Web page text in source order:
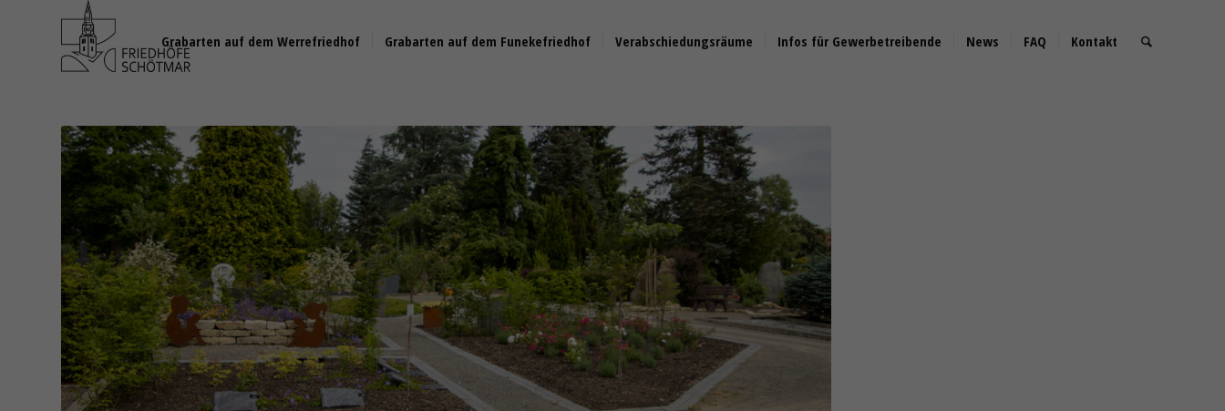
Grabarten auf dem Werrefriedhof Grabarten auf dem Funekefriedhof Verabschiedungsräume Infos für Gewerbetreibende News FAQ Kontakt